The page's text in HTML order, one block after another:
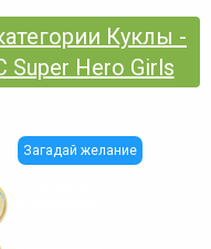
Куклы -
Super Hero Girls
Загадай желание